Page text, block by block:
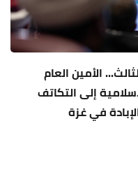
الأمين العام
إلى التكاتف
في غزة